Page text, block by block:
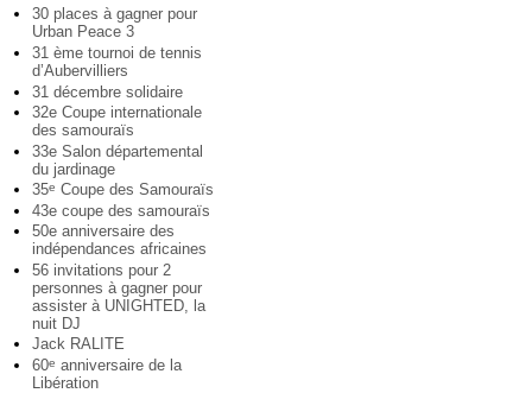
30 places à gagner pour
Urban Peace 3
31 ème tournoi de tennis
d’Aubervilliers
31 décembre solidaire
32e Coupe internationale
des samouraïs
33e Salon départemental
du jardinage
35e Coupe des Samouraïs
43e coupe des samouraïs
50e anniversaire des
indépendances africaines
56 invitations pour 2
personnes à gagner pour
assister à UNIGHTED, la
nuit DJ
Jack RALITE
60e anniversaire de la
Libération